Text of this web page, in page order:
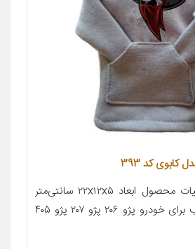
کد 393
معرفی محصول جزئیات محصول ابعاد ۲۲x۱۲x۵ سانتی‌متر
جنس ویسکوز مناسب برای خودرو پژو ۲۰۶ پژو ۲۰۷ پژو ۴۰۵